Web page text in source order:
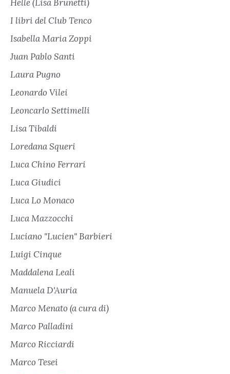
Helle (Lisa Brunetti)
I libri del Club Tenco
Isabella Maria Zoppi
Juan Pablo Santi
Laura Pugno
Leonardo Vilei
Leoncarlo Settimelli
Lisa Tibaldi
Loredana Squeri
Luca Chino Ferrari
Luca Giudici
Luca Lo Monaco
Luca Mazzocchi
Luciano "Lucien" Barbieri
Luigi Cinque
Maddalena Leali
Manuela D'Auria
Marco Menato (a cura di)
Marco Palladini
Marco Ricciardi
Marco Tesei